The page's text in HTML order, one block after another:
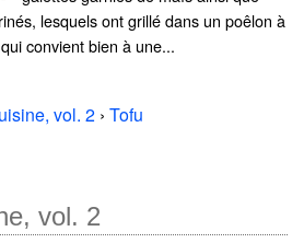
lesquels ont grillé dans un poêlon à
convient bien à une...
vol. 2 › Tofu
vol. 2